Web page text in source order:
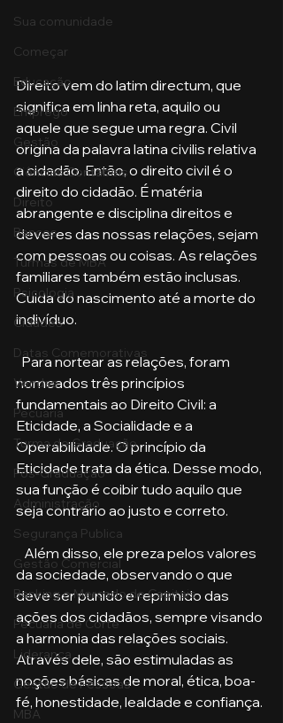
Sua comunidade
Começar
Educação
Emprego
Gestão
Ciências Contábeis
Direito
Bancos
Turmas de MBA
Psicologia
Cidades
Datas Comemorativas
Vendas
Pecuária
Turma de Graduação
Pós-Graduação
Administração
Segurança Publica
Gestão Comercial
Banking e Mercado de Capitais
Pecuária de Corte
Liderança
Gestão de Pessoas
MBA
Direito vem do latim directum, que
significa em linha reta, aquilo ou
aquele que segue uma regra. Civil
origina da palavra latina civilis relativa
a cidadão. Então, o direito civil é o
direito do cidadão. É matéria
abrangente e disciplina direitos e
deveres das nossas relações, sejam
com pessoas ou coisas. As relações
familiares também estão inclusas.
Cuida do nascimento até a morte do
indivíduo.
  Para nortear as relações, foram
nomeados três princípios
fundamentais ao Direito Civil: a
Eticidade, a Socialidade e a
Operabilidade. O princípio da
Eticidade trata da ética. Desse modo,
sua função é coibir tudo aquilo que
seja contrário ao justo e correto.
da sociedade, observando o que
deve ser punido e reprimido das
ações dos cidadãos, sempre visando
a harmonia das relações sociais.
Através dele, são estimuladas as
noções básicas de moral, ética, boa-
fé, honestidade, lealdade e confiança.